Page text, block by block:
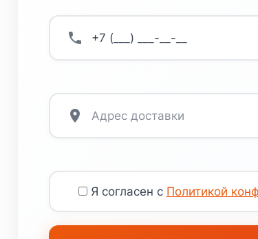
Я согласен с Политикой